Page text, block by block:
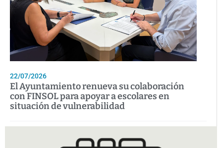
22/07/2026
El Ayuntamiento renueva su colaboración
con FINSOL para apoyar a escolares en
situación de vulnerabilidad